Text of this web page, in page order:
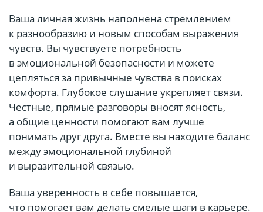
Ваша личная жизнь наполнена стремлением
к разнообразию и новым способам выражения
чувств. Вы чувствуете потребность
в эмоциональной безопасности и можете
цепляться за привычные чувства в поисках
комфорта. Глубокое слушание укрепляет связи.
Честные, прямые разговоры вносят ясность,
а общие ценности помогают вам лучше
понимать друг друга. Вместе вы находите баланс
между эмоциональной глубиной
и выразительной связью.
Ваша уверенность в себе повышается,
что помогает вам делать смелые шаги в карьере.